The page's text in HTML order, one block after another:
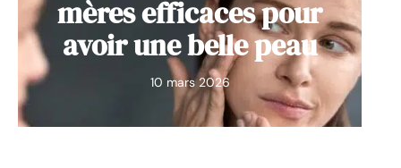
mères efficaces pour
avoir une belle peau
10 mars 2026